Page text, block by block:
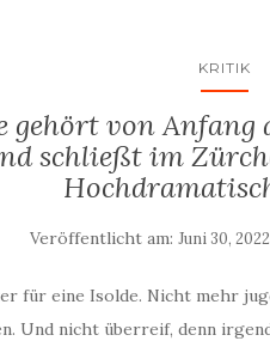
KRITIK
gehört von Anfang
schließt im
Veröffentlicht am: Juni 30, 2022
für eine Isolde. Nicht mehr
Und nicht überreif, denn